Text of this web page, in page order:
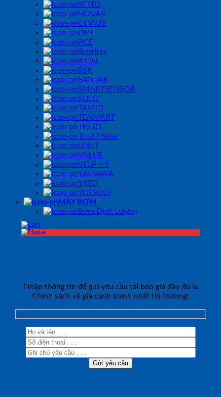
NITTO
NOVAX
OHAUS
OPT
PCE
Regeltex
RION
RSK
SANTAK
SMARTSENSOR
SOLO
TASCO
TENMART
TESTO
Total Meter
UNI-T
VALUE
VELP – Ý
YAMAWA
YATO
YOTSUGI
MÁY BƠM
Bơm Định Lượng
Nhập thông tin để gửi yêu cầu tải báo giá đầy đủ &
Chính sách về giá cạnh tranh nhất thị trường!